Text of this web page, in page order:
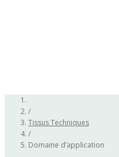
/
Tissus Techniques
/
Domaine d’application